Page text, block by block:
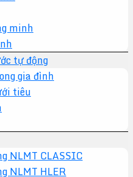
minh
tự động
gia đình
tiêu
NLMT CLASSIC
NLMT HLER